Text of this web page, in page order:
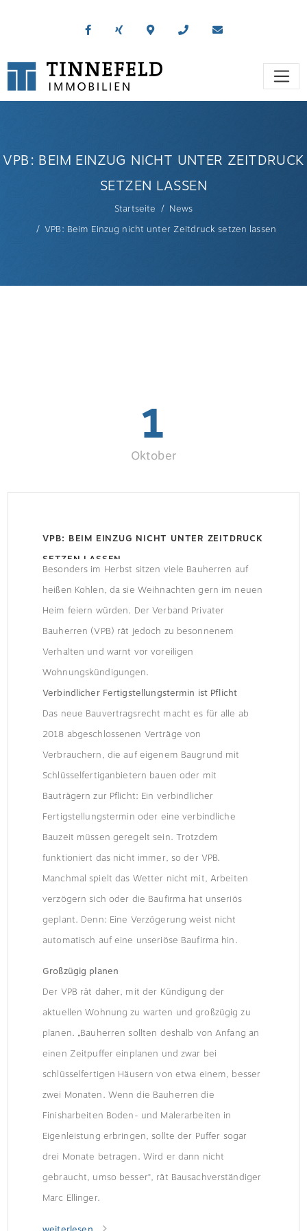
VPB: BEIM EINZUG NICHT UNTER ZEITDRUCK
SETZEN LASSEN
Startseite
News
VPB: Beim Einzug nicht unter Zeitdruck setzen lassen
1
Oktober
VPB: BEIM EINZUG NICHT UNTER ZEITDRUCK
SETZEN LASSEN
Besonders im Herbst sitzen viele Bauherren auf
heißen Kohlen, da sie Weihnachten gern im neuen
Heim feiern würden. Der Verband Privater
Bauherren (VPB) rät jedoch zu besonnenem
Verhalten und warnt vor voreiligen
Wohnungskündigungen.
Verbindlicher Fertigstellungstermin ist Pflicht
Das neue Bauvertragsrecht macht es für alle ab
2018 abgeschlossenen Verträge von
Verbrauchern, die auf eigenem Baugrund mit
Schlüsselfertiganbietern bauen oder mit
Bauträgern zur Pflicht: Ein verbindlicher
Fertigstellungstermin oder eine verbindliche
Bauzeit müssen geregelt sein. Trotzdem
funktioniert das nicht immer, so der VPB.
Manchmal spielt das Wetter nicht mit, Arbeiten
verzögern sich oder die Baufirma hat unseriös
geplant. Denn: Eine Verzögerung weist nicht
automatisch auf eine unseriöse Baufirma hin.
Großzügig planen
Der VPB rät daher, mit der Kündigung der
aktuellen Wohnung zu warten und großzügig zu
planen. „Bauherren sollten deshalb von Anfang an
einen Zeitpuffer einplanen und zwar bei
schlüsselfertigen Häusern von etwa einem, besser
zwei Monaten. Wenn die Bauherren die
Finisharbeiten Boden- und Malerarbeiten in
Eigenleistung erbringen, sollte der Puffer sogar
drei Monate betragen. Wird er dann nicht
gebraucht, umso besser“, rät Bausachverständiger
Marc Ellinger.